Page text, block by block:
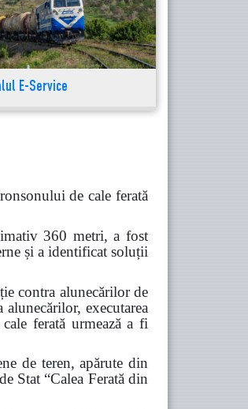
E-Service
de cale ferată
360 metri, a fost
și a identificat soluții
contra alunecărilor de
executarea
ferată urmează a fi
de teren, apărute din
Stat “Calea Ferată din